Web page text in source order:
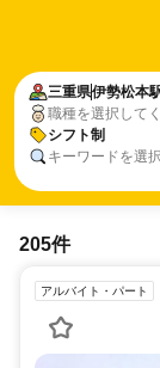
三重県伊勢松本
職種を選択して
シフト制
キーワードを選
三重県伊勢松本
シフト制
205件
アルバイト・パート